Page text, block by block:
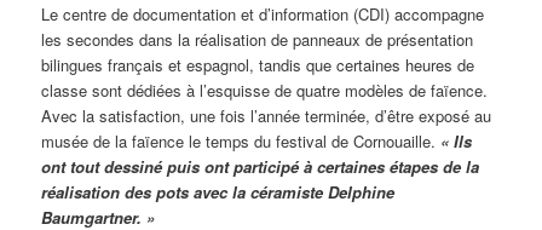
Le centre de documentation et d’information (CDI) accompagne
les secondes dans la réalisation de panneaux de présentation
bilingues français et espagnol, tandis que certaines heures de
classe sont dédiées à l’esquisse de quatre modèles de faïence.
Avec la satisfaction, une fois l’année terminée, d’être exposé au
musée de la faïence le temps du festival de Cornouaille. « Ils
ont tout dessiné puis ont participé à certaines étapes de la
réalisation des pots avec la céramiste Delphine
Baumgartner. »